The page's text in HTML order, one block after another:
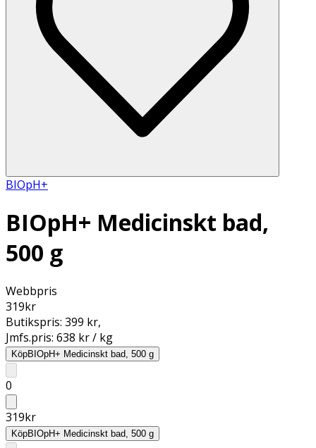
BIOpH+
BIOpH+ Medicinskt bad,
500 g
Webbpris
319kr
Butikspris: 399 kr,
Jmfs.pris: 638 kr / kg
KöpBIOpH+ Medicinskt bad, 500 g
0
319kr
KöpBIOpH+ Medicinskt bad, 500 g